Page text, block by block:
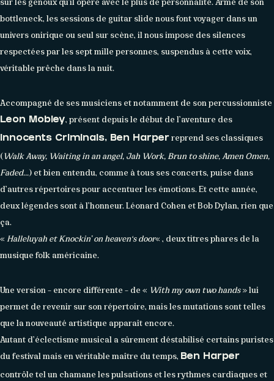
bottleneck, les sessions de guitar slide nous font voyager dans un
univers onirique ou seul sur scène, il nous impose des silences
respectées par les sept mille personnes, suspendus à cette voix,
véritable prêche dans la nuit.
Accompagné de ses musiciens et notamment de son percussionniste
Leon Mobley, présent depuis le début de l’aventure des
Innocents Criminals, Ben Harperreprend ses classiques
(Walk Away, Waiting in an angel, Jah Work, Brun to shine, Amen Omen,
Faded…) et bien entendu, comme à tous ses concerts, puise dans
d’autres répertoires pour accentuer les émotions. Et cette année,
deux légendes sont à l’honneur. Léonard Cohen et Bob Dylan, rien que
ça.
« Halleluyah et Knockin’ on heaven‘s door« , deux titres phares de la
musique folk américaine.
Une version – encore différente – de « With my own two hands» lui
permet de revenir sur son répertoire, mais les mutations sont telles
que la nouveauté artistique apparaît encore.
Autant d’éclectisme musical a sûrement déstabilisé certains puristes
du festival mais en véritable maître du temps, Ben Harper
contrôle tel un chamane les pulsations et les rythmes cardiaques et